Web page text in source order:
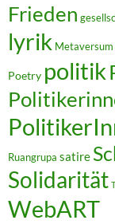
Frieden
lyrik Metaversum
Poetry politik
Ruangrupa satire
Solidarität
WebART